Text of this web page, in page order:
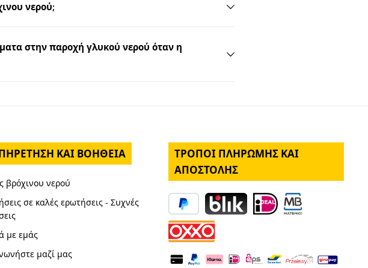
νερού;
στην παροχή γλυκού νερού όταν η
ΚΑΙ ΒΟΉΘΕΙΑ
βρόχινου νερού
σε καλές ερωτήσεις - Συχνές
με εμάς
μαζί μας
ΤΡΌΠΟΙ ΠΛΗΡΩΜΉΣ ΚΑΙ
ΑΠΟΣΤΟΛΉΣ